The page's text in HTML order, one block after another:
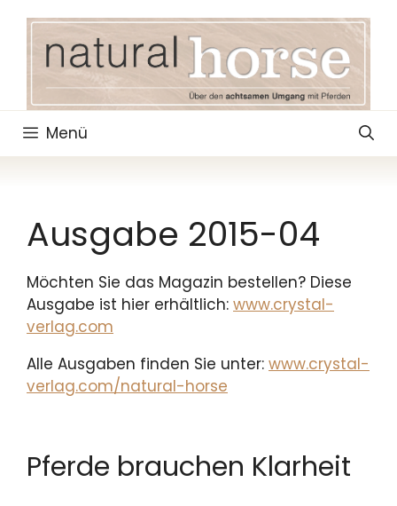
springen
Menü
Ausgabe 2015-04
Möchten Sie das Magazin bestellen? Diese
Ausgabe ist hier erhältlich: www.crystal-
verlag.com
Alle Ausgaben finden Sie unter: www.crystal-
verlag.com/natural-horse
Pferde brauchen Klarheit